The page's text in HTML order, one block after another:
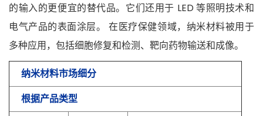
的输入的更便宜的替代品。它们还用于 LED 等照明技术和
电气产品的表面涂层。 在医疗保健领域，纳米材料被用于
多种应用，包括细胞修复和检测、靶向药物输送和成像。
纳米材料市场细分
根据产品类型